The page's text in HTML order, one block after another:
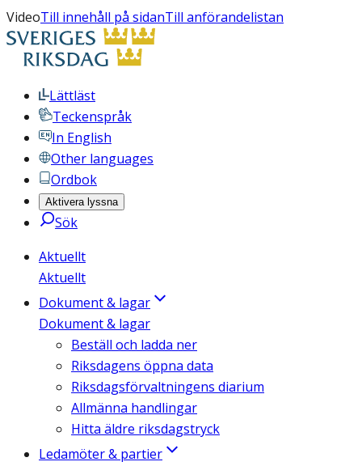
VideoTill innehåll på sidanTill anförandelistan
Lättläst
Teckenspråk
In English
Other languages
Ordbok
Aktivera lyssna
Sök
Aktuellt
Aktuellt
Dokument & lagar
Dokument & lagar
Beställ och ladda ner
Riksdagens öppna data
Riksdagsförvaltningens diarium
Allmänna handlingar
Hitta äldre riksdagstryck
Ledamöter & partier